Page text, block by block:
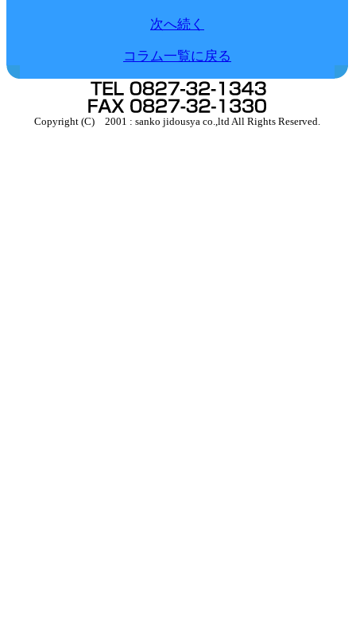
次へ続く
コラム一覧に戻る
Copyright (C) 2001 : sanko jidousya co.,ltd All Rights Reserved.